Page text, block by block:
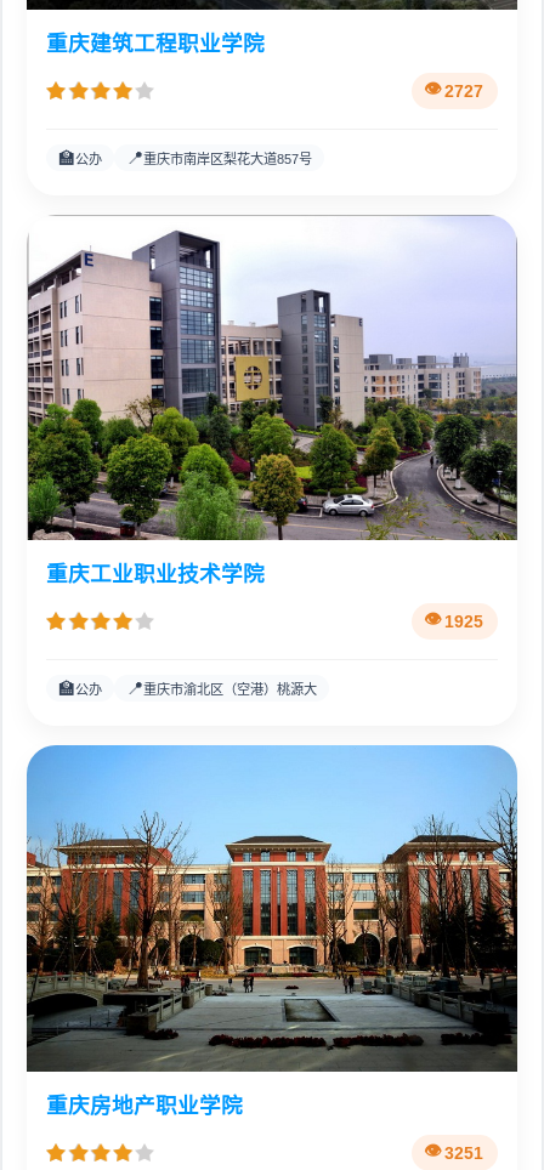
重庆建筑工程职业学院
2727
🏫公办 📍重庆市南岸区梨花大道857号
重庆工业职业技术学院
1925
🏫公办 📍重庆市渝北区（空港）桃源大
重庆房地产职业学院
3251